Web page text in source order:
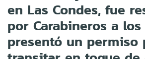
en Las Condes, fue
por Carabineros a
presentó un permiso